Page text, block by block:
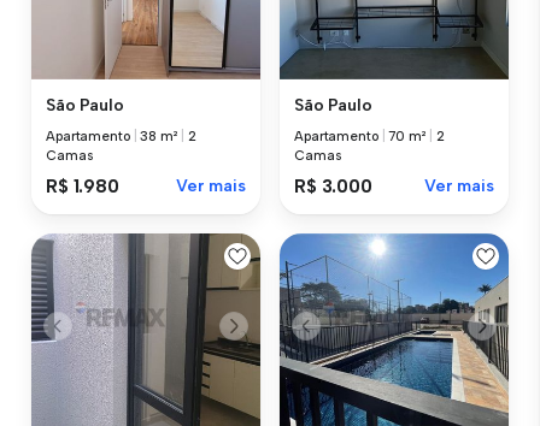
São Paulo
Apartamento |38 m²
2
Camas
R$ 1.980 Ver mais
São Paulo
Apartamento |70 m²
2
Camas
R$ 3.000 Ver mais